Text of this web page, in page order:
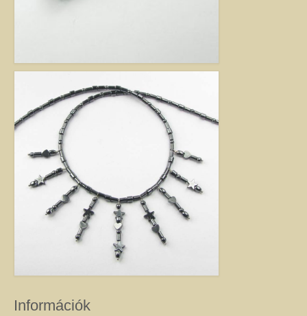
Információk